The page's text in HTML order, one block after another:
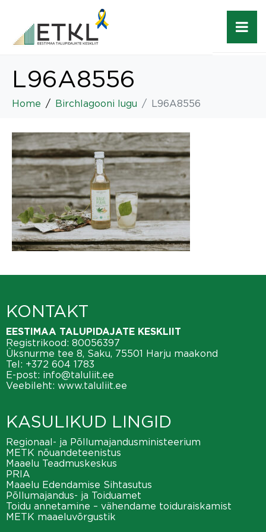
L96A8556
Home Birchlagooni lugu L96A8556
KONTAKT
EESTIMAA TALUPIDAJATE KESKLIIT
Registrikood: 80056397
Üksnurme tee 8, Saku, 75501 Harju maakond
Tel: +372 604 1783
E-post: info@taluliit.ee
Veebileht: www.taluliit.ee
KASULIKUD LINGID
Regionaal- ja Põllumajandusministeerium
METK nõuandeteenistus
Maaelu Teadmuskeskus
PRIA
Maaelu Edendamise Sihtasutus
Põllumajandus- ja Toiduamet
Toidu annetamine – vähendame toiduraiskamist
METK maaeluvõrgustik